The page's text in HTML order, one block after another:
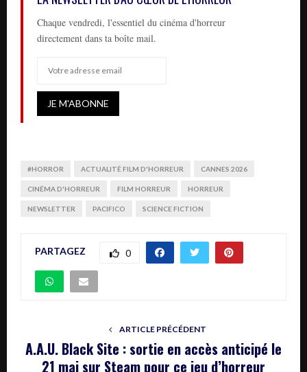
Chaque vendredi, l'essentiel du cinéma d'horreur
directement dans ta boîte mail.
#HORROR ACTUALITÉ FILM D'HORREUR CANNES 2026
CINÉMA D'HORREUR FILM HORREUR HORREUR
NEWSLETTER PACIFICO SCIENCE FICTION
PARTAGEZ 0
ARTICLE PRÉCÉDENT
A.A.U. Black Site : sortie en accès anticipé le
21 mai sur Steam pour ce jeu d’horreur